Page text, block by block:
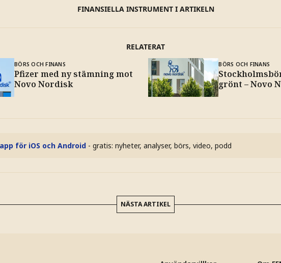
FINANSIELLA INSTRUMENT I ARTIKELN
RELATERAT
BÖRS OCH FINANS
Pfizer med ny stämning mot
Novo Nordisk
BÖRS OCH FINANS
grönt – Novo
för iOS och Android - gratis: nyheter, analyser, börs, video, podd
NÄSTA ARTIKEL